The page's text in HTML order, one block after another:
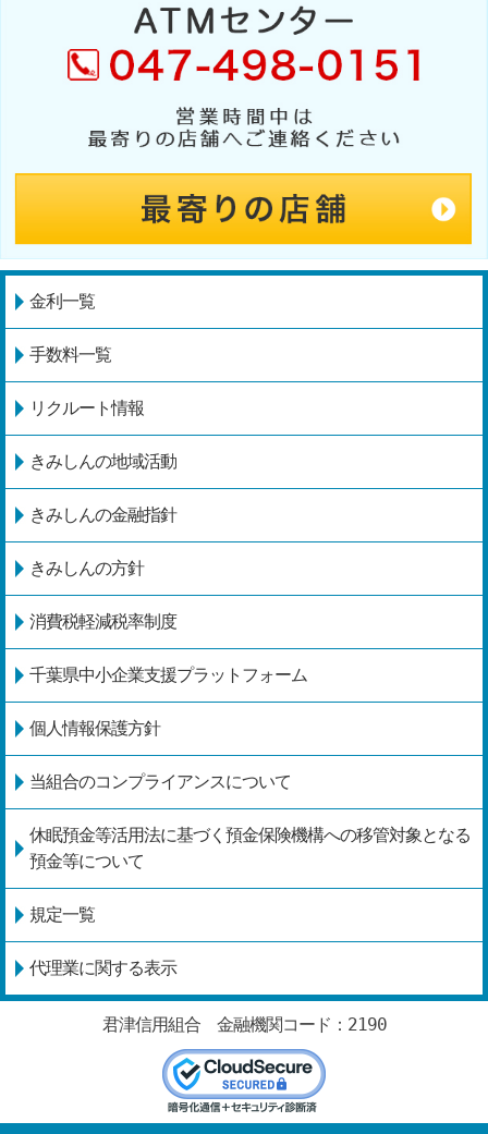
金利一覧
手数料一覧
リクルート情報
きみしんの地域活動
きみしんの金融指針
きみしんの方針
消費税軽減税率制度
千葉県中小企業支援プラットフォーム
個人情報保護方針
当組合のコンプライアンスについて
休眠預金等活用法に基づく預金保険機構への移管対象となる
預金等について
規定一覧
代理業に関する表示
君津信用組合 金融機関コード：2190